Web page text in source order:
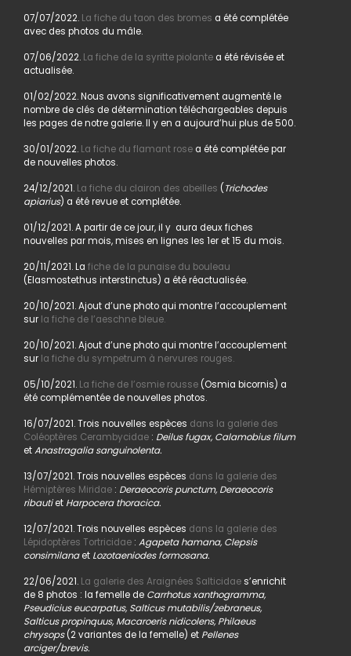
07/07/2022. La fiche du taon des bromes a été complétée
avec des photos du mâle.
07/06/2022. La fiche de la syritte piolantea été révisée et
actualisée.
01/02/2022. Nous avons significativement augmenté le
nombre de clés de détermination téléchargeables depuis
les pages de notre galerie. Il y en a aujourd’hui plus de 500.
30/01/2022. La fiche du flamant rosea été complétée par
de nouvelles photos.
24/12/2021. La fiche du clairon des abeilles ( Trichodes
apiarius) a été revue et complétée.
01/12/2021. A partir de ce jour, il y aura deux fiches
nouvelles par mois, mises en lignes les 1er et 15 du mois.
20/11/2021. La fiche de la punaise du bouleau
(Elasmostethus interstinctus) a été réactualisée.
20/10/2021. Ajout d’une photo qui montre l’accouplement
sur la fiche de l’aeschne bleue.
20/10/2021. Ajout d’une photo qui montre l’accouplement
sur la fiche du sympetrum à nervures rouges.
05/10/2021. La fiche de l’osmie rousse(Osmia bicornis) a
été complémentée de nouvelles photos.
16/07/2021. Trois nouvelles espèces dans la galerie des
Coléoptères Cerambycidae: Deilus fugax, Calamobius filum
etAnastragalia sanguinolenta.
13/07/2021. Trois nouvelles espèces dans la galerie des
Hémiptères Miridae: Deraeocoris punctum, Deraeocoris
ribautiet Harpocera thoracica.
12/07/2021. Trois nouvelles espèces dans la galerie des
Lépidoptères Tortricidae: Agapeta hamana, Clepsis
consimilanaet Lozotaeniodes formosana.
22/06/2021. La galerie des Araignées Salticidaes’enrichit
de 8 photos : la femelle de Carrhotus xanthogramma,
Pseudicius eucarpatus, Salticus mutabilis/zebraneus,
Salticus propinquus, Macaroeris nidicolens, Philaeus
chrysops(2 variantes de la femelle) et Pellenes
arciger/brevis.